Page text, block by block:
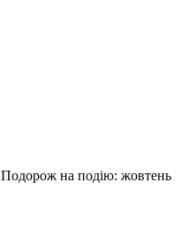
Подорож на подію: жовтень